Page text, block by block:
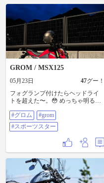
前に交換しちゃうからいいけど🤣
金さんのお手入れはメッチャ面倒
くさくて、特にメッキ部分のお手
入れは時間がかかります😭 その代
わり仕上げた後の輝きはうっとり
しますね〜😻 近年のハーレーはブ
ラックアウトが多いけど、やっぱ
ムが似合います👍 タンクの黒も漆
黒って感じでハーレーの塗装の深
みにはワックスかけるたびに感心
します😻 だけど敢えてピカピカに
しないパーツも😎 このミラーは
ってもらったのでそれなりにヤレ
てますが、そこがまたいい雰囲気
なのよ😍 どんなにお金をかけても
時間の経過だけはカスタムできま
ッチャと終わっちゃいました🤣ﾒｯｷ
ﾊﾟｰﾂﾅｲﾉﾃﾞ 写真ではわかりづらいけ
ど銀さんのダイナミックオレンジ
はグラデーションが凄く綺麗なん
ですよ☝️ 70万切る価格なのにオプ
GROM / MSX125
05月23日 47グー！
フォグランプ付けたらヘッドライ
トを超えた〜。😳 めっちゃ明るい
ター バイク仲間がハーレー乗り始
めました。 やべぇ。ちょーカッコ
イイ。👀✨ 納車ナイツーでオケ。
#グロム
#grom
#スポーツスター